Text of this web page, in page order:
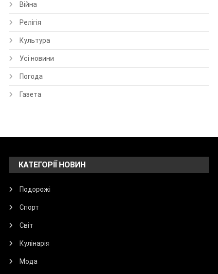
Війна
Релігія
Культура
Усі новини
Погода
Газета
КАТЕГОРІЇ НОВИН
Подорожі
Спорт
Світ
Кулінарія
Мода